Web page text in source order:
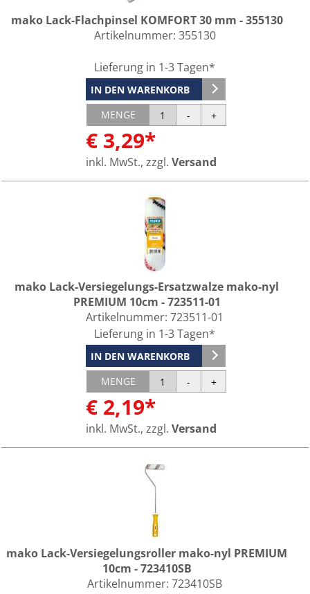
mako Lack-Flachpinsel KOMFORT 30 mm - 355130
Artikelnummer: 355130
Lieferung in 1-3 Tagen*
IN DEN WARENKORB
MENGE
€ 3,29*
inkl. MwSt., zzgl. Versand
mako Lack-Versiegelungs-Ersatzwalze mako-nyl
PREMIUM 10cm - 723511-01
Artikelnummer:723511-01
Lieferung in 1-3 Tagen*
IN DEN WARENKORB
MENGE
€ 2,19*
inkl. MwSt., zzgl. Versand
mako Lack-Versiegelungsroller mako-nyl PREMIUM
10cm - 723410SB
Artikelnummer:723410SB